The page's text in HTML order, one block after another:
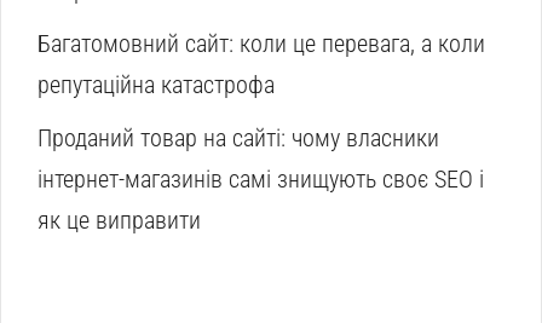
Багатомовний сайт: коли це перевага, а коли
репутаційна катастрофа
Проданий товар на сайті: чому власники
інтернет-магазинів самі знищують своє SEO і
як це виправити